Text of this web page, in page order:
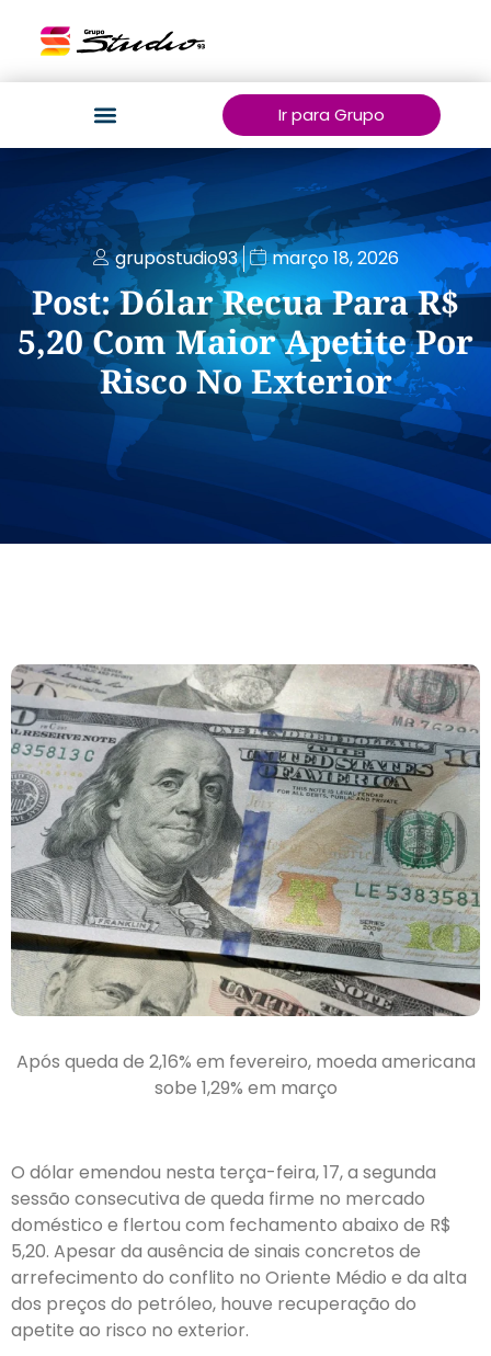
Ir para Grupo
grupostudio93 março 18, 2026
Post: Dólar Recua Para R$
5,20 Com Maior Apetite Por
Risco No Exterior
Após queda de 2,16% em fevereiro, moeda americana
sobe 1,29% em março
O dólar emendou nesta terça-feira, 17, a segunda
sessão consecutiva de queda firme no mercado
doméstico e flertou com fechamento abaixo de R$
5,20. Apesar da ausência de sinais concretos de
arrefecimento do conflito no Oriente Médio e da alta
dos preços do petróleo, houve recuperação do
apetite ao risco no exterior.